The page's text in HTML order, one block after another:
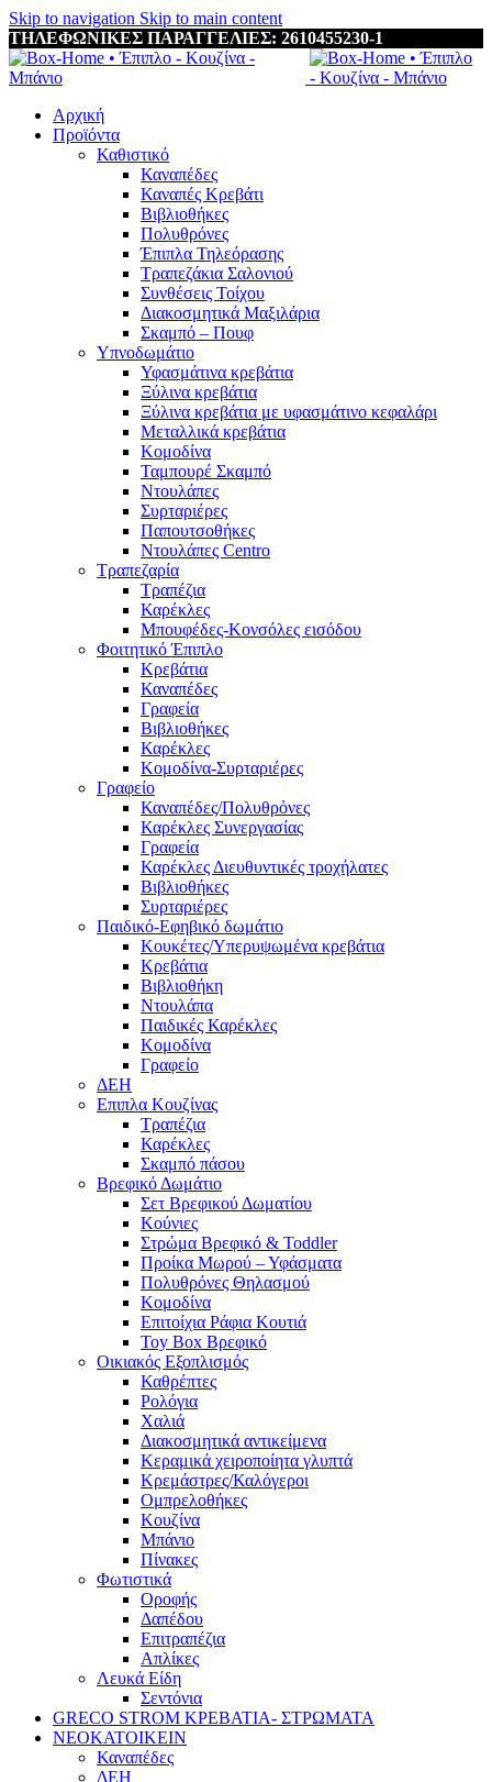
Skip to navigation Skip to main content
ΤΗΛΕΦΩΝΙΚΕΣ ΠΑΡΑΓΓΕΛΙΕΣ: 2610455230-1
Αρχική
Προϊόντα
Καθιστικό
Καναπέδες
Καναπές Κρεβάτι
Βιβλιοθήκες
Πολυθρόνες
Έπιπλα Τηλεόρασης
Τραπεζάκια Σαλονιού
Συνθέσεις Τοίχου
Διακοσμητικά Μαξιλάρια
Σκαμπό – Πουφ
Υπνοδωμάτιο
Υφασμάτινα κρεβάτια
Ξύλινα κρεβάτια
Ξύλινα κρεβάτια με υφασμάτινο κεφαλάρι
Mεταλλικά κρεβάτια
Κομοδίνα
Ταμπουρέ Σκαμπό
Ντουλάπες
Συρταριέρες
Παπουτσοθήκες
Ντουλάπες Centro
Τραπεζαρία
Τραπέζια
Καρέκλες
Μπουφέδες-Κονσόλες εισόδου
Φοιτητικό Έπιπλο
Κρεβάτια
Καναπέδες
Γραφεία
Βιβλιοθήκες
Καρέκλες
Κομοδίνα-Συρταριέρες
Γραφείο
Καναπέδες/Πολυθρὀνες
Καρέκλες Συνεργασίας
Γραφεία
Καρέκλες Διευθυντικές τροχήλατες
Βιβλιοθήκες
Συρταριέρες
Παιδικό-Εφηβικό δωμάτιο
Κουκέτες/Υπερυψωμένα κρεβάτια
Κρεβάτια
Βιβλιοθήκη
Ντουλάπα
Παιδικές Καρέκλες
Κομοδίνα
Γραφείο
ΔΕΗ
Επιπλα Κουζίνας
Τραπέζια
Καρέκλες
Σκαμπό πάσου
Βρεφικό Δωμάτιο
Σετ Βρεφικού Δωματίου
Κούνιες
Στρώμα Βρεφικό & Toddler
Προίκα Μωρού – Υφάσματα
Πολυθρόνες Θηλασμού
Κομοδίνα
Επιτοίχια Ράφια Κουτιά
Toy Box Βρεφικό
Οικιακός Εξοπλισμός
Καθρέπτες
Ρολόγια
Χαλιά
Διακοσμητικά αντικείμενα
Κεραμικά χειροποίητα γλυπτά
Κρεμάστρες/Καλόγεροι
Ομπρελοθήκες
Κουζίνα
Μπάνιο
Πίνακες
Φωτιστικά
Οροφής
Δαπέδου
Επιτραπέζια
Απλίκες
Λευκά Είδη
Σεντόνια
GRECO STROM ΚΡΕΒΑΤΙΑ- ΣΤΡΩΜΑΤΑ
ΝΕΟΚΑΤΟΙΚΕΙΝ
Καναπέδες
ΔΕΗ